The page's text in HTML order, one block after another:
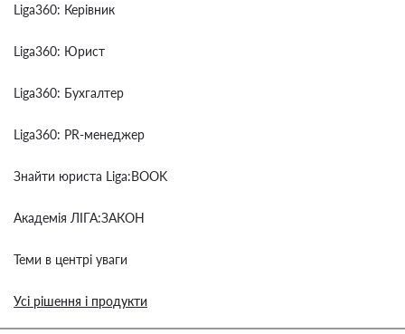
Liga360: Керівник
Liga360: Юрист
Liga360: Бухгалтер
Liga360: PR-менеджер
Знайти юриста Liga:BOOK
Академія ЛІГА:ЗАКОН
Теми в центрі уваги
Усі рішення і продукти